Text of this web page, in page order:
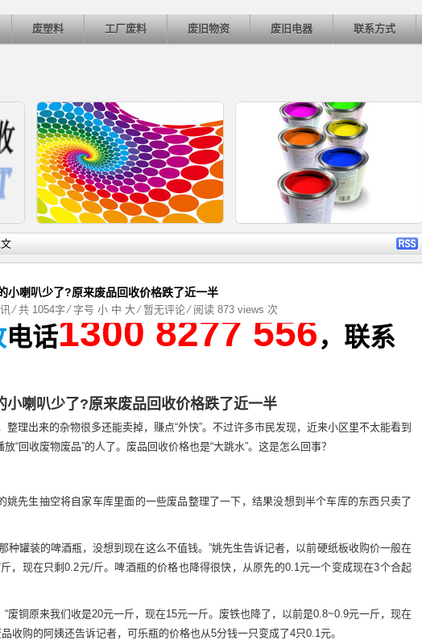
废塑料 工厂废料 废旧物资 废旧电器 联系方式
内容 详细内容
4月26日河北地区废铜市场动态
详细内容
4月26日山东地区废铜市场动态
小喇叭少了?原来废品回收价格跌了近一半
⁄ 共 1054字 ⁄ 字号 小 中 大 ⁄暂无评论⁄ 阅读 873 views 次
电话1300 8277 556，联系
小喇叭少了?原来废品回收价格跌了近一半
理出来的杂物很多还能卖掉，赚点“外快”。不过许多市民发现，近来小区里不太能看到
“回收废物废品”的人了。废品回收价格也是“大跳水”。这是怎么回事？
姚先生抽空将自家车库里面的一些废品整理了一下，结果没想到半个车库的东西只卖了
种罐装的啤酒瓶，没想到现在这么不值钱。”姚先生告诉记者，以前硬纸板收购价一般在
，现在只剩0.2元/斤。啤酒瓶的价格也降得很快，从原先的0.1元一个变成现在3个合起
“废铜原来我们收是20元一斤，现在15元一斤。废铁也降了，以前是0.8~0.9元一斤，现在
收购的阿姨还告诉记者，可乐瓶的价格也从5分钱一只变成了4只0.1元。